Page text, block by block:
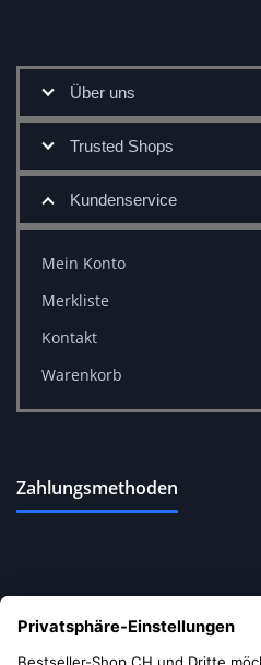
Über uns
Trusted Shops
Kundenservice
Mein Konto
Merkliste
Kontakt
Warenkorb
Zahlungsmethoden